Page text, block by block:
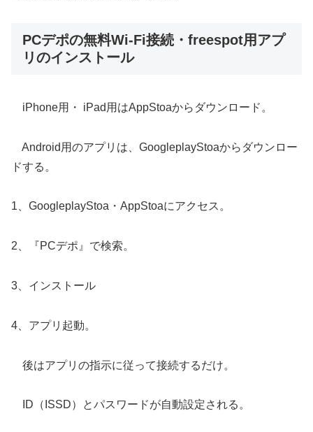
PCデポの無料Wi-Fi接続・freespot用アプ
リのインストール
iPhone用・ iPad用はAppStoaからダウンロード。
Android用のアプリは、GoogleplayStoaからダウンロー
ドする。
1、GoogleplayStoa・AppStoaにアクセス。
2、『PCデポ』で検索。
3、インストール
4、アプリ起動。
後はアプリの指示に従って接続するだけ。
ID（ISSD）とパスワードが自動設定される。